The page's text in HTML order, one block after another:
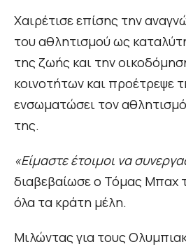
Χαιρέτισε επίσης την
του αθλητισμού ως
της ζωής και την
κοινοτήτων και προέτρεψε
ενσωματώσει τον
της.
«Είμαστε έτοιμοι να
διαβεβαίωσε ο Τόμας Μπαχ
όλα τα κράτη μέλη.
Μιλώντας για τους